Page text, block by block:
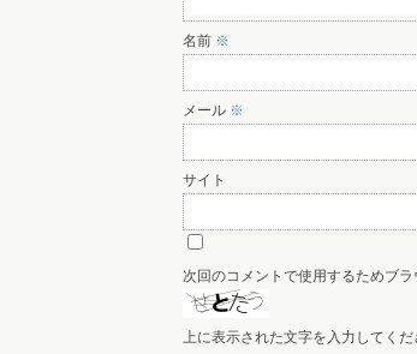
名前 ※
メール ※
サイト
次回のコメントで使用するためブ
上に表示された文字を入力してくだ